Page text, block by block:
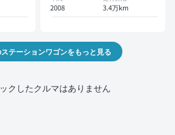
2008 3.4万km
テーションワゴンをもっと見る
クしたクルマはありません